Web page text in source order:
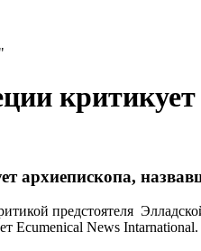
архиепископа,
предстоятеля
Ecumenical News Intarnational.